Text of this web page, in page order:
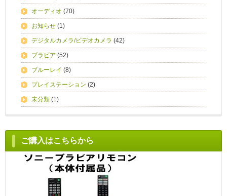
オーディオ (70)
お知らせ (1)
デジタルカメラ/ビデオカメラ (42)
ブラビア (52)
ブルーレイ (8)
プレイステーション (2)
未分類 (1)
ご購入はこちらから